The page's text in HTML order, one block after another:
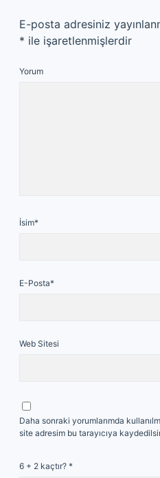
E-posta adresiniz
* ile işaretlenmişlerdir
Yorum
İsim*
E-Posta*
Web Sitesi
Daha sonraki yorumlarımda
site adresim bu tarayıcıya
6 + 2 kaçtır? *